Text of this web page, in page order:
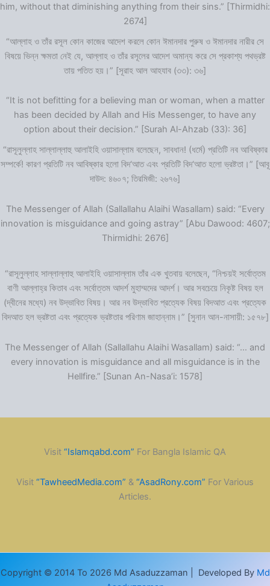
him, without that diminishing anything from their sins.” [Thirmidhi:
2674]
“আল্লাহ ও তাঁর রসূল কোন কাজের আদেশ করলে কোন ঈমানদার পুরুষ ও ঈমানদার নারীর সে
বিষয়ে ভিন্ন ক্ষমতা নেই যে, আল্লাহ ও তাঁর রসূলের আদেশ অমান্য করে সে প্রকাশ্য পথভ্রষ্ট
তায় পতিত হয়।” [সূরাহ আল আহযাব (৩৩): ৩৬]
“It is not befitting for a believing man or woman, when a matter
has been decided by Allah and His Messenger, to have any
option about their decision.” [Surah Al-Ahzab (33): 36]
“রাসূলুল্লাহ সাল্লাল্লাহু আলাইহি ওয়াসাল্লাম বলেছেন, সাবধান! (ধর্মে) প্রতিটি নব আবিষ্কার
সম্পর্কে! কারণ প্রতিটি নব আবিষ্কার হলো বিদ‘আত এবং প্রতিটি বিদ‘আত হলো ভ্রষ্টতা।” [আবূ
দাউদ: ৪৬০৭; তিরমিজী: ২৬৭৬]
The Messenger of Allah (Sallallahu Alaihi Wasallam) said: “Every
innovation is misguidance and going astray” [Abu Dawood: 4607;
Thirmidhi: 2676]
“রাসূলুল্লাহ সাল্লাল্লাহু আলাইহি ওয়াসাল্লাম তাঁর এক খুতবায় বলেছেন, “নিশ্চয়ই সর্বোত্তম
বাণী আল্লাহ্‌র কিতাব এবং সর্বোত্তম আদর্শ মুহাম্মদের আদর্শ। আর সবচেয়ে নিকৃষ্ট বিষয় হল
(দ্বীনের মধ্যে) নব উদ্ভাবিত বিষয়। আর নব উদ্ভাবিত প্রত্যেক বিষয় বিদআত এবং প্রত্যেক
বিদআত হল ভ্রষ্টতা এবং প্রত্যেক ভ্রষ্টতার পরিণাম জাহান্নাম।” [সুনান আন-নাসায়ী: ১৫৭৮]
The Messenger of Allah (Sallallahu Alaihi Wasallam) said: “… and
every innovation is misguidance and all misguidance is in the
Hellfire.” [Sunan An-Nasa’i: 1578]
Visit “Islamqabd.com” For Bangla Islamic QA
Visit “TawheedMedia.com” & “AsadRony.com” For Various
Articles.
Copyright © 2014 To 2026 Md Asaduzzaman | Developed By Md